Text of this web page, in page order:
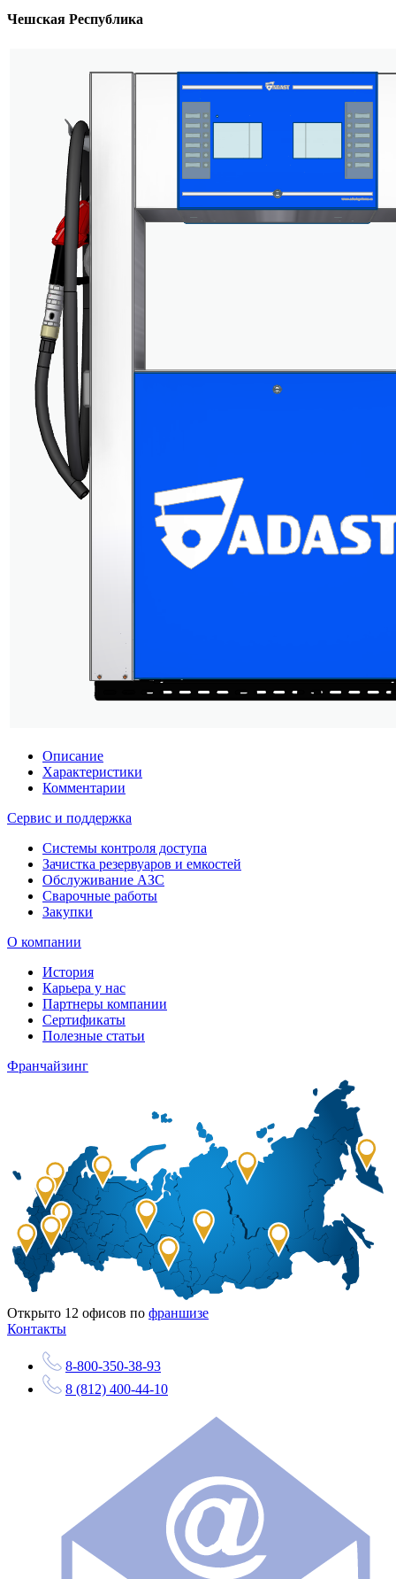
Чешская Республика
Описание
Характеристики
Комментарии
Сервис и поддержка
Системы контроля доступа
Зачистка резервуаров и емкостей
Обслуживание АЗС
Сварочные работы
Закупки
О компании
История
Карьера у нас
Партнеры компании
Сертификаты
Полезные статьи
Франчайзинг
Открыто 12 офисов по франшизе
Контакты
8-800-350-38-93
8 (812) 400-44-10